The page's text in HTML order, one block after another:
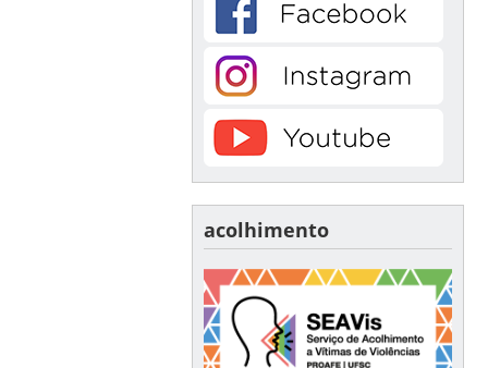
acolhimento